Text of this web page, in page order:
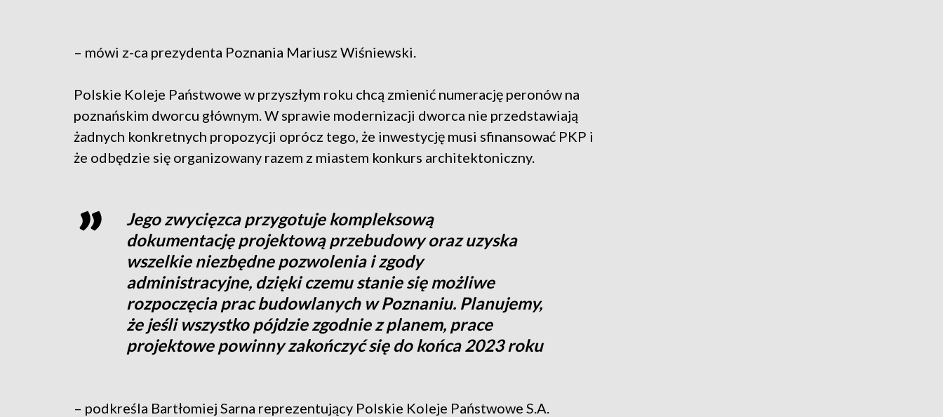
– mówi z-ca prezydenta Poznania Mariusz Wiśniewski.
Polskie Koleje Państwowe w przyszłym roku chcą zmienić numerację peronów na
poznańskim dworcu głównym. W sprawie modernizacji dworca nie przedstawiają
żadnych konkretnych propozycji oprócz tego, że inwestycję musi sfinansować PKP i
że odbędzie się organizowany razem z miastem konkurs architektoniczny.
Jego zwycięzca przygotuje kompleksową
dokumentację projektową przebudowy oraz uzyska
wszelkie niezbędne pozwolenia i zgody
administracyjne, dzięki czemu stanie się możliwe
rozpoczęcia prac budowlanych w Poznaniu. Planujemy,
że jeśli wszystko pójdzie zgodnie z planem, prace
projektowe powinny zakończyć się do końca 2023 roku
– podkreśla Bartłomiej Sarna reprezentujący Polskie Koleje Państwowe S.A.